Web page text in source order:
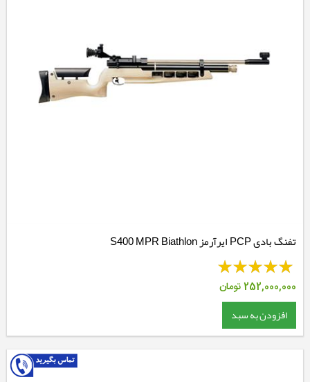
تفنگ بادی PCP ایرآرمز S400 MPR Biathlon
252,000,000تومان
افزودن به سبد